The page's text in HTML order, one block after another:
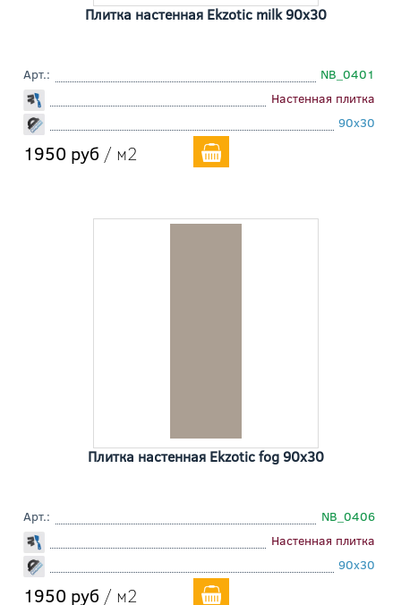
Плитка настенная Ekzotic milk 90x30
Арт.:
NB_0401
Настенная плитка
90x30
1950 руб / м2
Плитка настенная Ekzotic fog 90x30
Арт.:
NB_0406
Настенная плитка
90x30
1950 руб / м2